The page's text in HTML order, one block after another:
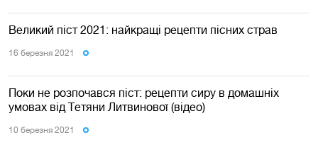
Великий піст 2021: найкращі рецепти пісних страв
16 березня 2021
Поки не розпочався піст: рецепти сиру в домашніх
умовах від Тетяни Литвинової (відео)
10 березня 2021